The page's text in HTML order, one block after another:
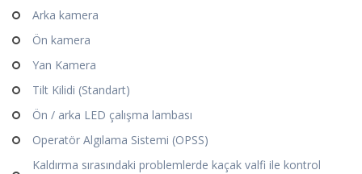
Arka kamera
Ön kamera
Yan Kamera
Tilt Kilidi (Standart)
Ön / arka LED çalışma lambası
Operatör Algılama Sistemi (OPSS)
Kaldırma sırasındaki problemlerde kaçak valfi ile kontrol